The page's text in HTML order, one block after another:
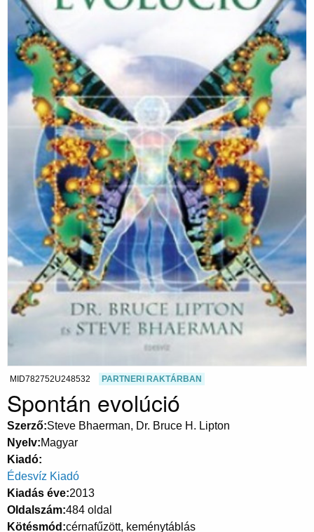
MID782752U248532 PARTNERI RAKTÁRBAN
Spontán evolúció
Szerző Steve Bhaerman, Dr. Bruce H. Lipton
Nyelv Magyar
Kiadó
Édesvíz Kiadó
Kiadás éve 2013
Oldalszám 484 oldal
Kötésmód cérnafűzött, keménytáblás